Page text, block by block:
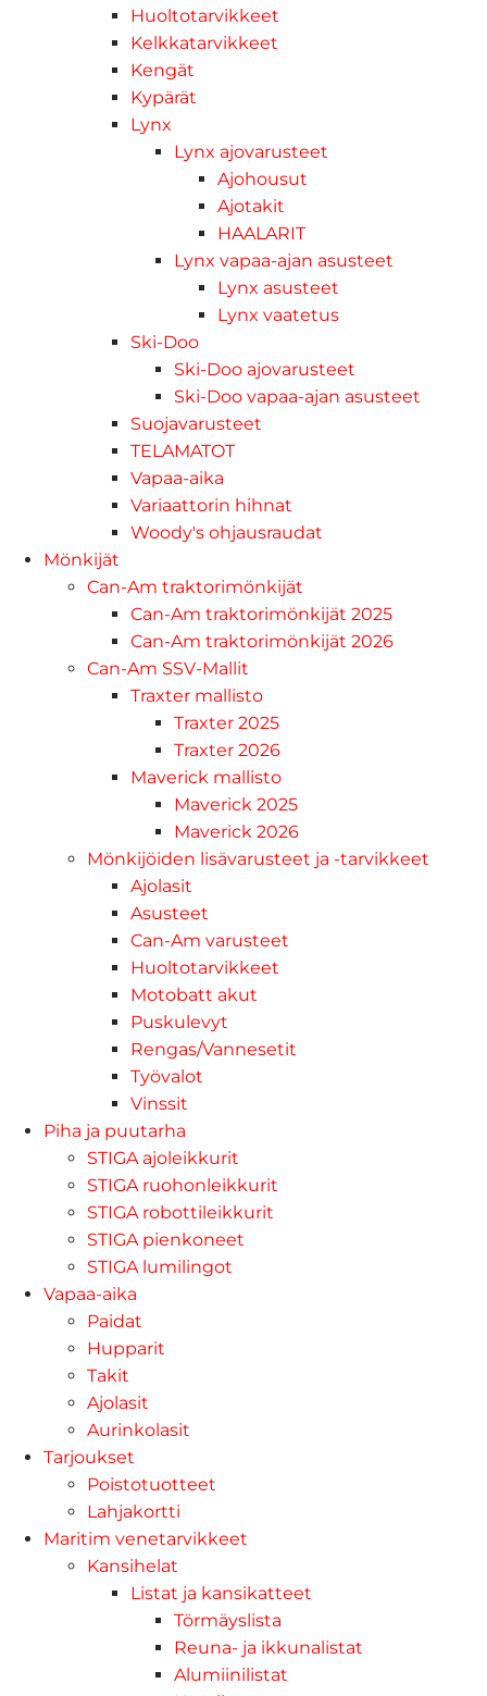
Huoltotarvikkeet
Kelkkatarvikkeet
Kengät
Kypärät
Lynx
Lynx ajovarusteet
Ajohousut
Ajotakit
HAALARIT
Lynx vapaa-ajan asusteet
Lynx asusteet
Lynx vaatetus
Ski-Doo
Ski-Doo ajovarusteet
Ski-Doo vapaa-ajan asusteet
Suojavarusteet
TELAMATOT
Vapaa-aika
Variaattorin hihnat
Woody's ohjausraudat
Mönkijät
Can-Am traktorimönkijät
Can-Am traktorimönkijät 2025
Can-Am traktorimönkijät 2026
Can-Am SSV-Mallit
Traxter mallisto
Traxter 2025
Traxter 2026
Maverick mallisto
Maverick 2025
Maverick 2026
Mönkijöiden lisävarusteet ja -tarvikkeet
Ajolasit
Asusteet
Can-Am varusteet
Huoltotarvikkeet
Motobatt akut
Puskulevyt
Rengas/Vannesetit
Työvalot
Vinssit
Piha ja puutarha
STIGA ajoleikkurit
STIGA ruohonleikkurit
STIGA robottileikkurit
STIGA pienkoneet
STIGA lumilingot
Vapaa-aika
Paidat
Hupparit
Takit
Ajolasit
Aurinkolasit
Tarjoukset
Poistotuotteet
Lahjakortti
Maritim venetarvikkeet
Kansihelat
Listat ja kansikatteet
Törmäyslista
Reuna- ja ikkunalistat
Alumiinilistat